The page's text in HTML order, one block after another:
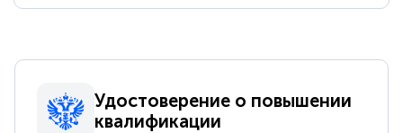
Удостоверение о повышении
квалификации